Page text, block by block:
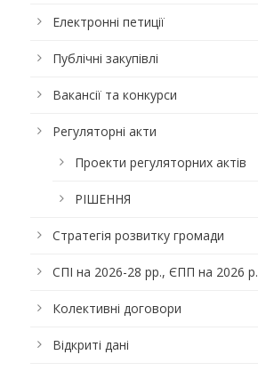
Електронні петиції
Публічні закупівлі
Вакансії та конкурси
Регуляторні акти
Проекти регуляторних актів
РІШЕННЯ
Стратегія розвитку громади
СПІ на 2026-28 рр., ЄПП на 2026 р.
Колективні договори
Відкриті дані